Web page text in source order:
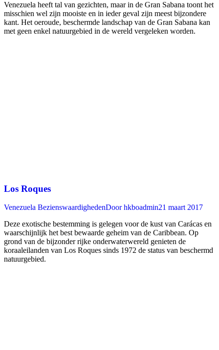
Venezuela heeft tal van gezichten, maar in de Gran Sabana toont het
misschien wel zijn mooiste en in ieder geval zijn meest bijzondere
kant. Het oeroude, beschermde landschap van de Gran Sabana kan
met geen enkel natuurgebied in de wereld vergeleken worden.
Los Roques
Venezuela BezienswaardighedenDoorhkboadmin21 maart 2017
Deze exotische bestemming is gelegen voor de kust van Carácas en
waarschijnlijk het best bewaarde geheim van de Caribbean. Op
grond van de bijzonder rijke onderwaterwereld genieten de
koraaleilanden van Los Roques sinds 1972 de status van beschermd
natuurgebied.